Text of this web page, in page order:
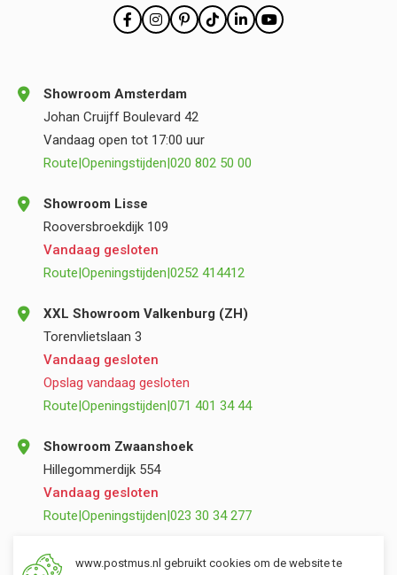
Showroom Amsterdam
Johan Cruijff Boulevard 42
Vandaag open tot 17:00 uur
Route|Openingstijden|020 802 50 00
Showroom Lisse
Rooversbroekdijk 109
Vandaag gesloten
Route|Openingstijden|0252 414412
XXL Showroom Valkenburg (ZH)
Torenvlietslaan 3
Vandaag gesloten
Opslag vandaag gesloten
Route|Openingstijden|071 401 34 44
Showroom Zwaanshoek
Hillegommerdijk 554
Vandaag gesloten
Route|Openingstijden|023 30 34 277
Opslag Valkenburg (ZH)
www.postmus.nl gebruikt cookies om de website te